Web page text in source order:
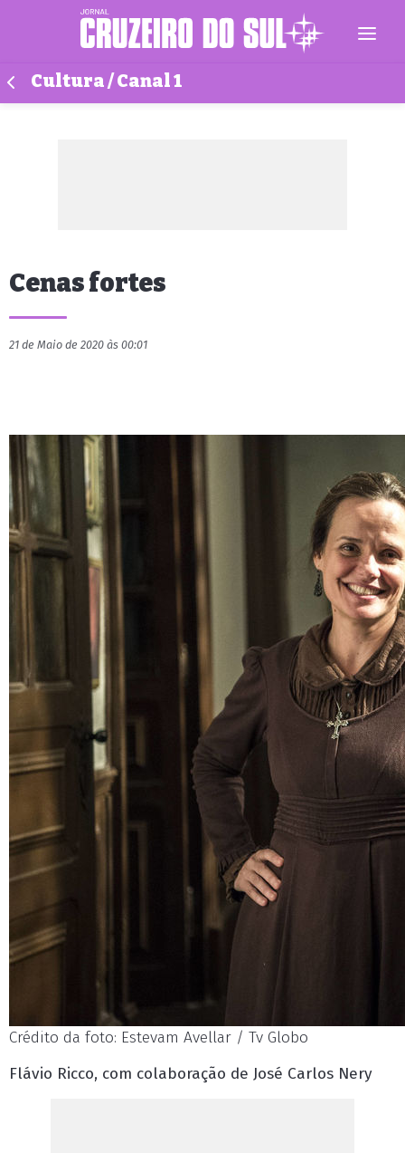
Cultura / Canal 1
Cenas fortes
21 de Maio de 2020 às 00:01
Crédito da foto: Estevam Avellar / Tv Globo
Flávio Ricco, com colaboração de José Carlos Nery